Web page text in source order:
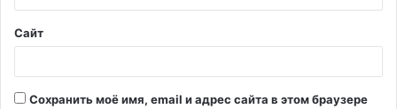
Сайт
Сохранить моё имя, email и адрес сайта в этом браузере